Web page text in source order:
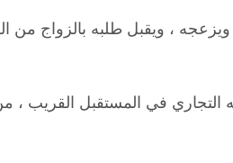
، ويقبل طلبه بالزواج
التجاري في المستقبل القريب ،